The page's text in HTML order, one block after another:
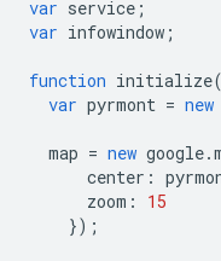
var service ;
var infowindow ;
function initialize
var pyrmont = new
map = new google.
center :
zoom :
15
});